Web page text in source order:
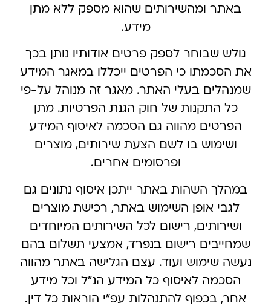
באתר ומהשירותים שהוא מספק ללא מתן
מידע.
גולש שבוחר לספק פרטים אודותיו נותן בכך
את הסכמתו כי הפרטים ייכללו במאגר המידע
שמנהלים בעלי האתר. מאגר זה מנוהל על-פי
כל התקנות של חוק הגנת הפרטיות. מתן
הפרטים מהווה גם הסכמה לאיסוף המידע
ושימוש בו לשם הצעת שירותים, מוצרים
ופרסומים אחרים.
במהלך השהות באתר ייתכן איסוף נתונים גם
לגבי אופן השימוש באתר, רכישת מוצרים
ושירותים, רישום לכל השירותים המיוחדים
שמחייבים רישום בנפרד, אמצעי תשלום בהם
נעשה שימוש ועוד. עצם הגלישה באתר מהווה
הסכמה לאיסוף כל המידע הנ”ל וכל מידע
אחר, בכפוף להתנהלות עפ”י הוראות כל דין.